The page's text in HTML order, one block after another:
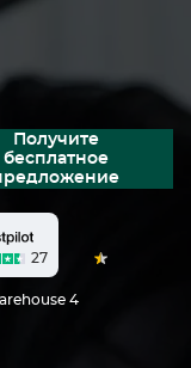
Получите
бесплатное
27
4